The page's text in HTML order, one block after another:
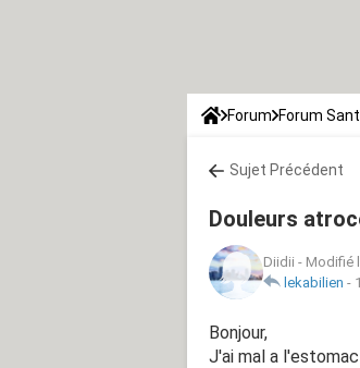
Forum Forum
Sujet Précédent
Douleurs
Diidii - Modifié
lekabilien -
Bonjour,
J'ai mal a